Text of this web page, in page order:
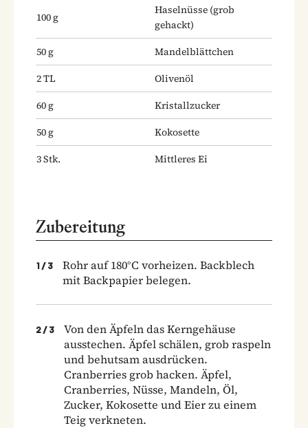
100g
Haselnüsse (grob
gehackt)
50g
Mandelblättchen
2TL
Olivenöl
60g
Kristallzucker
50g
Kokosette
3Stk. Mittleres Ei
Zubereitung
1 / 3
Rohr auf 180°C vorheizen. Backblech
mit Backpapier belegen.
2 / 3
Von den Äpfeln das Kerngehäuse
ausstechen. Äpfel schälen, grob raspeln
und behutsam ausdrücken.
Cranberries grob hacken. Äpfel,
Cranberries, Nüsse, Mandeln, Öl,
Zucker, Kokosette und Eier zu einem
Teig verkneten.